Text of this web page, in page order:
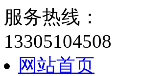
服务热线：
13305104508
网站首页